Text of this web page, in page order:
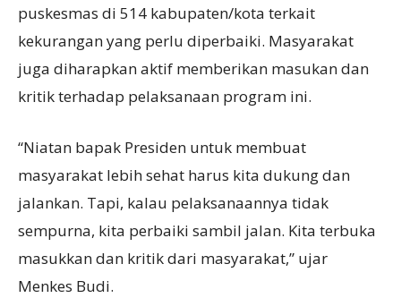
puskesmas di 514 kabupaten/kota terkait
kekurangan yang perlu diperbaiki. Masyarakat
juga diharapkan aktif memberikan masukan dan
kritik terhadap pelaksanaan program ini.
“Niatan bapak Presiden untuk membuat
masyarakat lebih sehat harus kita dukung dan
jalankan. Tapi, kalau pelaksanaannya tidak
sempurna, kita perbaiki sambil jalan. Kita terbuka
masukkan dan kritik dari masyarakat,” ujar
Menkes Budi.